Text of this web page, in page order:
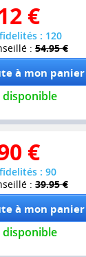
€
: 120
: 54.95 €
€
: 90
: 39.95 €